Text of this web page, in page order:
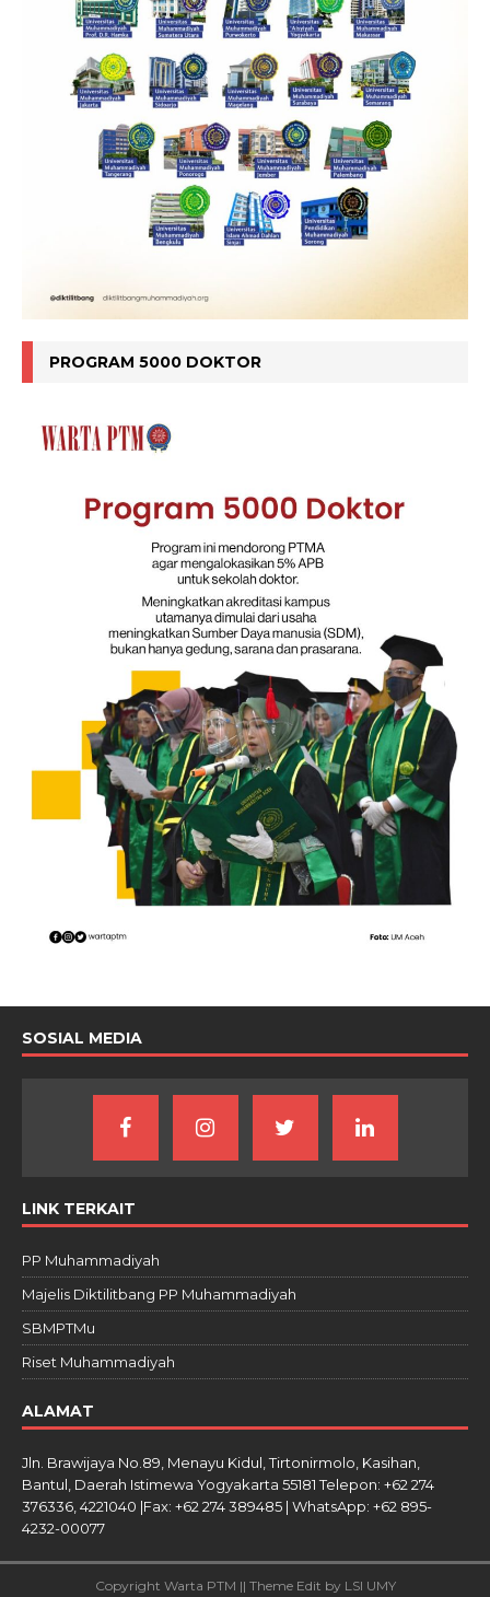
PROGRAM 5000 DOKTOR
SOSIAL MEDIA
LINK TERKAIT
PP Muhammadiyah
Majelis Diktilitbang PP Muhammadiyah
SBMPTMu
Riset Muhammadiyah
ALAMAT
Jln. Brawijaya No.89, Menayu Kidul, Tirtonirmolo, Kasihan,
Bantul, Daerah Istimewa Yogyakarta 55181 Telepon: +62 274
376336, 4221040 |Fax: +62 274 389485 | WhatsApp: +62 895-
4232-00077
Copyright Warta PTM || Theme Edit by LSI UMY